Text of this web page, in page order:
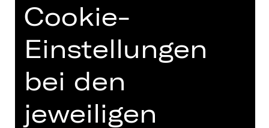
TERMINE UND BESETZUNG
Cookie-
Einstellungen
bei den
jeweiligen